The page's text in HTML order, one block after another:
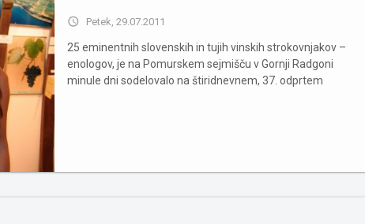
access_time Petek, 29.07.2011
25 eminentnih slovenskih in tujih vinskih strokovnjakov –
enologov, je na Pomurskem sejmišču v Gornji Radgoni
minule dni sodelovalo na štiridnevnem, 37. odprtem